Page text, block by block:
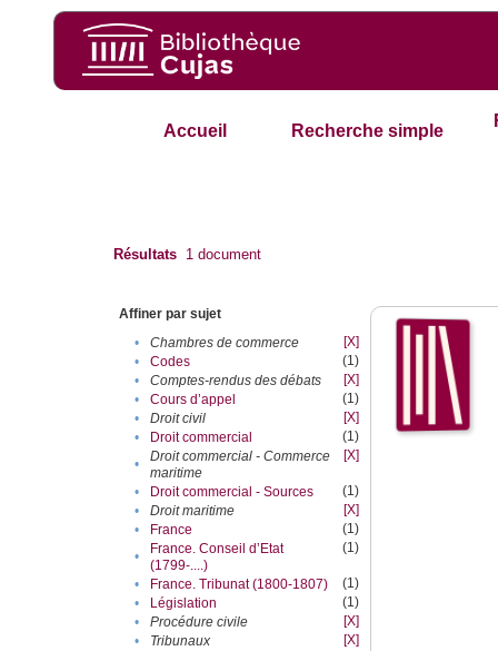
Accueil Recherche simple
Résultats 1 document
Affiner par sujet
•
Chambres de commerce
[X]
•
Codes
(1)
•
Comptes-rendus des débats
[X]
•
Cours d’appel
(1)
•
Droit civil
[X]
•
Droit commercial
(1)
•
Droit commercial - Commerce
maritime
[X]
• Droit commercial - Sources
(1)
•
Droit maritime
[X]
•
France
(1)
•
France. Conseil d’Etat
(1799-....)
(1)
• France. Tribunat (1800-1807)
(1)
•
Législation
(1)
•
Procédure civile
[X]
•
Tribunaux
[X]